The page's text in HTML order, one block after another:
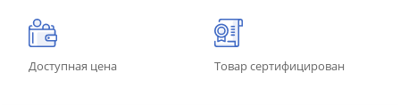
Доступная цена Товар сертифицирован